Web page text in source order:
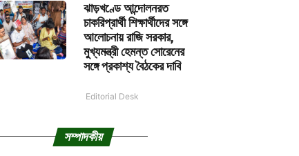
ঝাড়খণ্ডে আন্দোলনরত
চাকরিপ্রার্থী শিক্ষার্থীদের সঙ্গে
আলোচনায় রাজি সরকার,
মুখ্যমন্ত্রী হেমন্ত সোরেনের
সঙ্গে প্রকাশ্য বৈঠকের দাবি
Editorial Desk
সম্পাদকীয়